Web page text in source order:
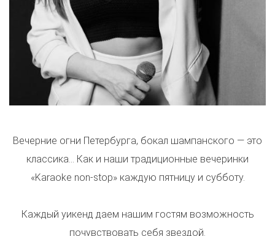
Вечерние огни Петербурга, бокал шампанского — это
классика… Как и наши традиционные вечеринки
«Karaoke non-stop» каждую пятницу и субботу.
Каждый уикенд даем нашим гостям возможность
почувствовать себя звездой.